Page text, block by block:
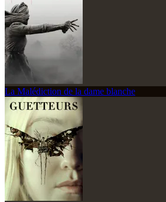
La Malédiction de la dame blanche